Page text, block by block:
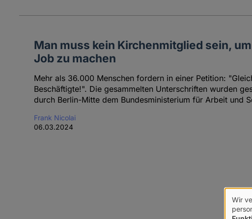
Man muss kein Kirchenmitglied sein,
Job zu machen
Mehr als 36.000 Menschen fordern in einer Petition:
Beschäftigte!". Die gesammelten Unterschriften wurden
durch Berlin-Mitte dem Bundesministerium für Arbeit und
Frank Nicolai
06.03.2024
Wir